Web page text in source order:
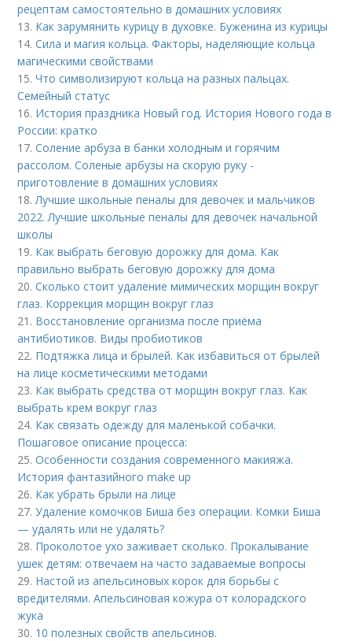
рецептам самостоятельно в домашних условиях
13. Как зарумянить курицу в духовке. Буженина из курицы
14.Сила и магия кольца. Факторы, наделяющие кольца
магическими свойствами
15.Что символизируют кольца на разных пальцах.
Семейный статус
16. История праздника Новый год. История Нового года в
России: кратко
17.Соление арбуза в банки холодным и горячим
рассолом. Соленые арбузы на скорую руку -
приготовление в домашних условиях
18.Лучшие школьные пеналы для девочек и мальчиков
2022. Лучшие школьные пеналы для девочек начальной
школы
19. Как выбрать беговую дорожку для дома. Как
правильно выбрать беговую дорожку для дома
20.Сколько стоит удаление мимических морщин вокруг
глаз. Коррекция морщин вокруг глаз
21. Восстановление организма после приёма
антибиотиков. Виды пробиотиков
22. Подтяжка лица и брылей. Как избавиться от брылей
на лице косметическими методами
23. Как выбрать средства от морщин вокруг глаз. Как
выбрать крем вокруг глаз
24. Как связать одежду для маленькой собачки.
Пошаговое описание процесса:
25.Особенности создания современного макияжа.
История фантазийного make up
26. Как убрать брыли на лице
27.Удаление комочков Биша без операции. Комки Биша
— удалять или не удалять?
28. Проколотое ухо заживает сколько. Прокалывание
ушек детям: отвечаем на часто задаваемые вопросы
29. Настой из апельсиновых корок для борьбы с
вредителями. Апельсиновая кожура от колорадского
жука
30. 10 полезных свойств апельсинов.